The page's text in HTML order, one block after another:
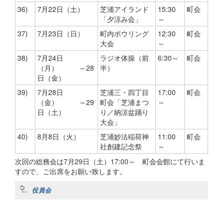
36) 7月22日（土）
芝浦アイランド
「夕涼み会」
15:30
～
町会
37) 7月23日（日）
町内ボウリング
大会
12:30
～
町会
38)
7月24日
（月） ～28
日（金）
ラジオ体操（前
半）
6:30～ 町会
39)
7月28日
（金） ～29
日（土）
芝浦三・四丁目
町会「芝浦まつ
り／納涼盆踊り
大会」
17:00
～
町会
40) 8月8日（火）
芝浦妙法稲荷神
社創建記念祭
11:00
～
町会
次回の総務会は7月29日（土）17:00～ 町会会館にて行いま
すので、ご出席をお願い致します。
役員会